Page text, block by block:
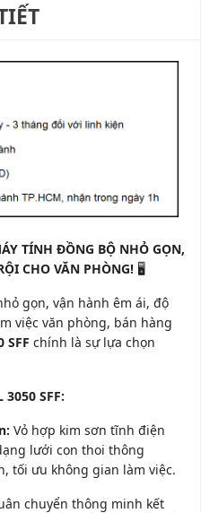
TÍNH ĐỒNG BỘ NHỎ GỌN,
CHO VĂN PHÒNG! 🖥️
gọn, vận hành êm ái, độ
việc văn phòng, bán hàng
SFF chính là sự lựa chọn
3050 SFF:
Vỏ hợp kim sơn tĩnh điện
lưới con thoi thông
tối ưu không gian làm việc.
chuyển thông minh kết